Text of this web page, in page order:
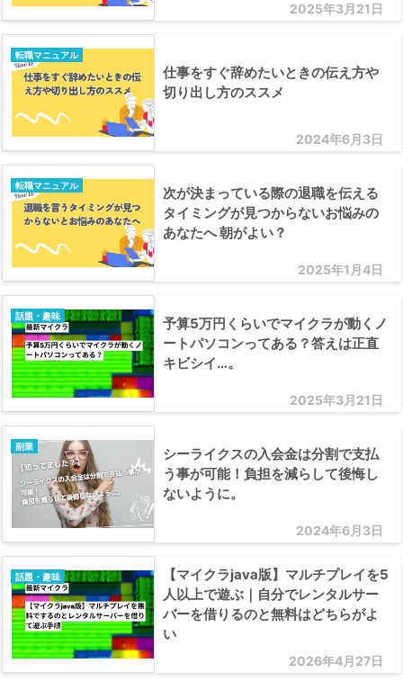
2025年3月21日
2024年6月3日
転職マニュアル
仕事をすぐ辞めたいときの伝え方や
切り出し方のススメ
2025年1月4日
転職マニュアル
次が決まっている際の退職を伝える
タイミングが見つからないお悩みの
あなたへ 朝がよい？
2025年3月21日
話題・趣味
予算5万円くらいでマイクラが動くノ
ートパソコンってある？答えは正直
キビシイ…。
2024年6月3日
副業
シーライクスの入会金は分割で支払
う事が可能！負担を減らして後悔し
ないように。
2026年4月27日
話題・趣味
【マイクラjava版】マルチプレイを5
人以上で遊ぶ｜自分でレンタルサー
バーを借りるのと無料はどちらがよ
い